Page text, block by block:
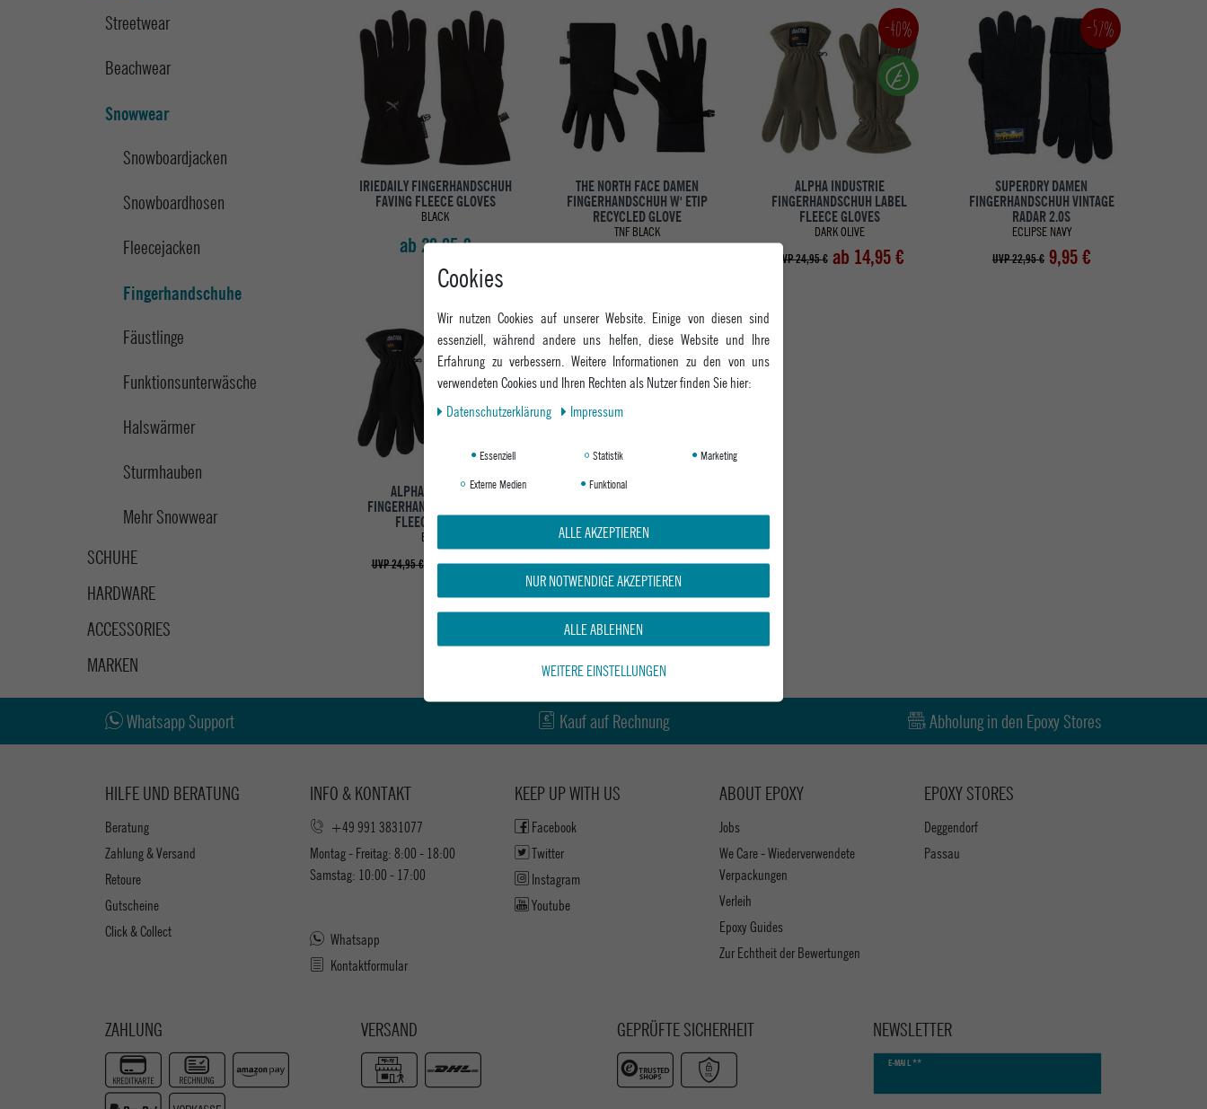
Streetwear
Beachwear
Snowwear
Snowboardjacken
Snowboardhosen
Fleecejacken
Fingerhandschuhe
Fäustlinge
Funktionsunterwäsche
Halswärmer
Sturmhauben
Mehr Snowwear
SCHUHE
HARDWARE
ACCESSORIES
MARKEN
IRIEDAILY FINGERHANDSCHUH
FAVING FLEECE GLOVES
BLACK
ab 29,95 €
THE NORTH FACE DAMEN
FINGERHANDSCHUH W' ETIP
RECYCLED GLOVE
TNF BLACK
-40%
ALPHA INDUSTRIE
FINGERHANDSCHUH LABEL
FLEECE GLOVES
DARK OLIVE
UVP 24,95 € ab 14,95 €
-57%
SUPERDRY DAMEN
FINGERHANDSCHUH VINTAGE
RADAR 2.0S
ECLIPSE NAVY
UVP 22,95 € 9,95 €
-40%
ALPHA INDUSTRIE
FINGERHANDSCHUH LABEL
FLEECE GLOVES
BLACK
UVP 24,95 € ab 14,95 €
CARHARTT WIP
GLOVES
BLACK
ab 29,95 €
Whatsapp Support Kauf auf Rechnung Abholung in den Epoxy Stores
HILFE UND BERATUNG
Beratung
Zahlung & Versand
Retoure
Gutscheine
Click & Collect
INFO & KONTAKT
+49 991 3831077
Montag - Freitag: 8:00 - 18:00
Samstag: 10:00 - 17:00
Whatsapp
Kontaktformular
ABOUT EPOXY
Jobs
We Care - Wiederverwendete
Verpackungen
Verleih
Epoxy Guides
Zur Echtheit der Bewertungen
EPOXY STORES
Deggendorf
Passau
KEEP UP WITH US
Facebook
Twitter
Instagram
Youtube
ZAHLUNG VERSAND GEPRÜFTE SICHERHEIT NEWSLETTER
E-MAIL **
Newsletter
Cookies
Wir nutzen Cookies auf unserer Website. Einige von diesen sind
essenziell, während andere uns helfen, diese Website und Ihre
Erfahrung zu verbessern. Weitere Informationen zu den von uns
verwendeten Cookies und Ihren Rechten als Nutzer finden Sie hier:
Daten­schutz­erklärung
Impressum
Essenziell Statistik
Marketing
Externe Medien
Funktional
ALLE AKZEPTIEREN
NUR NOTWENDIGE AKZEPTIEREN
ALLE ABLEHNEN
WEITERE EINSTELLUNGEN